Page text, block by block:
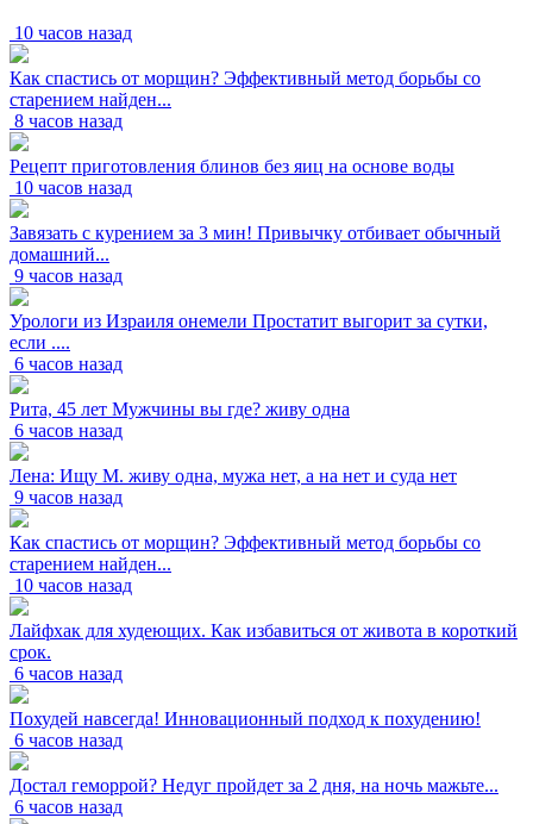
10 часов назад
Как спастись от морщин? Эффективный метод борьбы со
старением найден...
8 часов назад
Рецепт приготовления блинов без яиц на основе воды
10 часов назад
Завязать с курением за 3 мин! Привычку отбивает обычный
домашний...
9 часов назад
Урологи из Израиля онемели Простатит выгорит за сутки,
если ....
6 часов назад
Рита, 45 лет Мужчины вы где? живу одна
6 часов назад
Лена: Ищу М. живу одна, мужа нет, а на нет и суда нет
9 часов назад
Как спастись от морщин? Эффективный метод борьбы со
старением найден...
10 часов назад
Лайфхак для худеющих. Как избавиться от живота в короткий
срок.
6 часов назад
Похудей навсегда! Инновационный подход к похудению!
6 часов назад
Достал геморрой? Недуг пройдет за 2 дня, на ночь мажьте...
6 часов назад